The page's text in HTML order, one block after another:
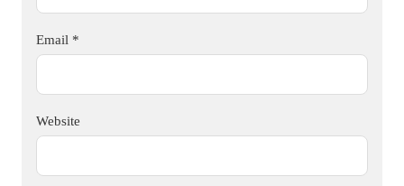
Email *
Website